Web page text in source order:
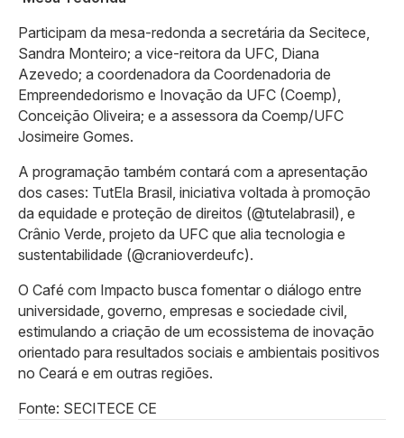
Participam da mesa-redonda a secretária da Secitece,
Sandra Monteiro; a vice-reitora da UFC, Diana
Azevedo; a coordenadora da Coordenadoria de
Empreendedorismo e Inovação da UFC (Coemp),
Conceição Oliveira; e a assessora da Coemp/UFC
Josimeire Gomes.
A programação também contará com a apresentação
dos cases: TutEla Brasil, iniciativa voltada à promoção
da equidade e proteção de direitos (@tutelabrasil), e
Crânio Verde, projeto da UFC que alia tecnologia e
sustentabilidade (@cranioverdeufc).
O Café com Impacto busca fomentar o diálogo entre
universidade, governo, empresas e sociedade civil,
estimulando a criação de um ecossistema de inovação
orientado para resultados sociais e ambientais positivos
no Ceará e em outras regiões.
Fonte: SECITECE CE